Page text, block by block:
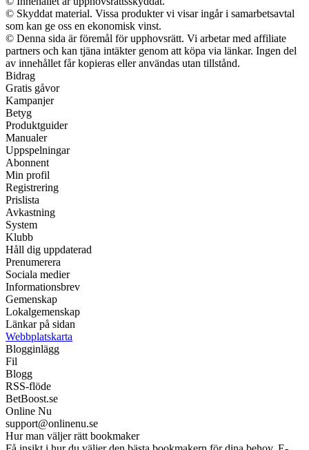
© Skyddat material. Vissa produkter vi visar ingår i samarbetsavtal
som kan ge oss en ekonomisk vinst.
© Denna sida är föremål för upphovsrätt. Vi arbetar med affiliate
partners och kan tjäna intäkter genom att köpa via länkar. Ingen del
av innehållet får kopieras eller användas utan tillstånd.
Bidrag
Gratis gåvor
Kampanjer
Betyg
Produktguider
Manualer
Uppspelningar
Abonnent
Min profil
Registrering
Prislista
Avkastning
System
Klubb
Håll dig uppdaterad
Prenumerera
Sociala medier
Informationsbrev
Gemenskap
Lokalgemenskap
Länkar på sidan
Webbplatskarta
Blogginlägg
Fil
Blogg
RSS-flöde
BetBoost.se
Online Nu
support@onlinenu.se
Hur man väljer rätt bookmaker